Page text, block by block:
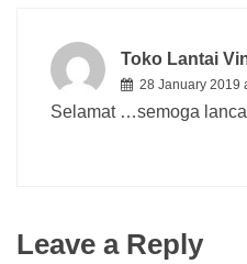
Toko Lantai
28 January 2019
Selamat …semoga
Leave a Reply